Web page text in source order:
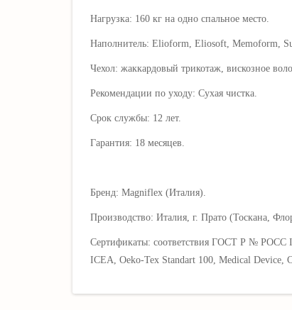
Нагрузка: 160 кг на одно спальное место.
Наполнитель: Elioform, Eliosoft, Memoform,
Чехол: жаккардовый трикотаж, вискозное
Рекомендации по уходу: Cухая чистка.
Срок службы: 12 лет.
Гарантия: 18 месяцев.
Бренд: Magniflex (Италия).
Производство: Италия, г. Прато (Тоскана,
Сертификаты: соответствия ГОСТ Р № РОСС
ICEA, Oeko-Tex Standart 100, Medical